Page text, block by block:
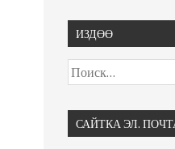
ИЗДӨӨ
САЙТКА ЭЛ.